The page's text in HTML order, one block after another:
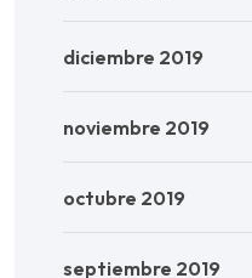
diciembre 2019
noviembre 2019
octubre 2019
septiembre 2019